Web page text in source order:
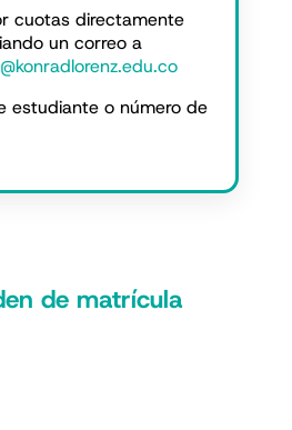
cuotas directamente
un correo a
estudiante o número de
de matrícula